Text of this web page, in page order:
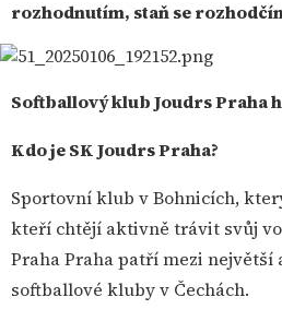
rozhodnutím, staň se
Softballový klub Joudrs Praha
Kdo je SK Joudrs Praha?
Sportovní klub v Bohnicích,
kteří chtějí aktivně trávit svůj
Praha Praha patří mezi největší
softballové kluby v Čechách.